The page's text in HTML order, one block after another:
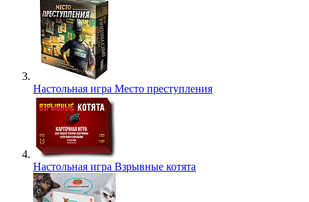
Настольная игра Место преступления
Настольная игра Взрывные котята